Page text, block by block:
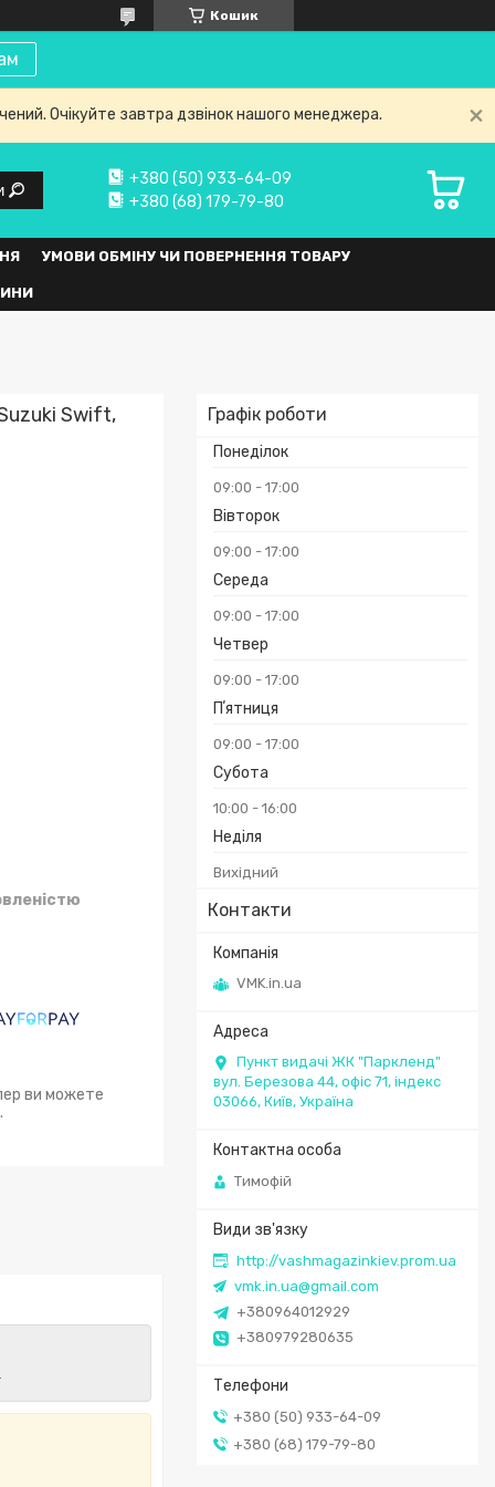
Кошик
Очікуйте завтра дзвінок нашого менеджера.
+380 (50) 933-64-09
+380 (68) 179-79-80
УМОВИ ОБМІНУ ЧИ ПОВЕРНЕННЯ ТОВАРУ
Графік роботи
Понеділок
09:00 17:00
Вівторок
09:00 17:00
Середа
09:00 17:00
Четвер
09:00 17:00
Пʼятниця
09:00 17:00
Субота
10:00 16:00
Неділя
Вихідний
Контакти
VMK.in.ua
Пункт видачі ЖК "Паркленд"
вул. Березова 44, офіс 71, індекс
03066, Київ, Україна
Тимофій
http://vashmagazinkiev.prom.ua
vmk.in.ua@gmail.com
+380964012929
+380979280635
+380 (50) 933-64-09
+380 (68) 179-79-80
Swift,
ви можете